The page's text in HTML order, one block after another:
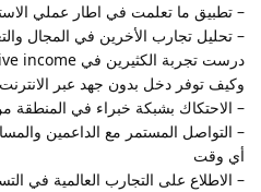
– تطبيق ما تعلمت في اطار عملي
– تحليل تجارب الأخرين في المجال
درست تجربة الكثيرين في passive income
وكيف توفر دخل بدون جهد عبر الانترنت
– الاحتكاك بشبكة خبراء في
– التواصل المستمر مع الداعمين
أي وقت
– الاطلاع على التجارب العالمية في